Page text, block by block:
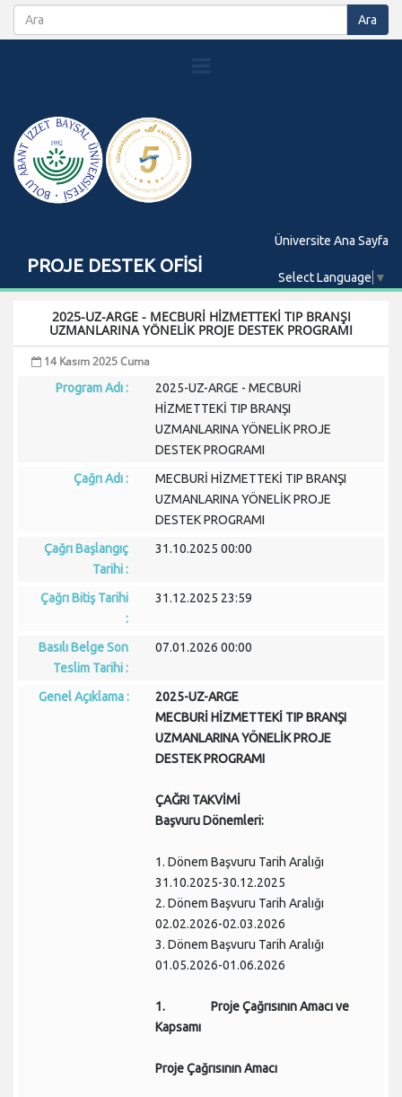
PROJE DESTEK OFİSİ
Üniversite Ana Sayfa
Select Language ▼
2025-UZ-ARGE - MECBURİ HİZMETTEKİ TIP BRANŞI
UZMANLARINA YÖNELİK PROJE DESTEK PROGRAMI
14 Kasım 2025 Cuma
Program Adı :
2025-UZ-ARGE - MECBURİ
HİZMETTEKİ TIP BRANŞI
UZMANLARINA YÖNELİK PROJE
DESTEK PROGRAMI
Çağrı Adı :
MECBURİ HİZMETTEKİ TIP BRANŞI
UZMANLARINA YÖNELİK PROJE
DESTEK PROGRAMI
Çağrı Başlangıç
Tarihi :
31.10.2025 00:00
Çağrı Bitiş Tarihi
:
31.12.2025 23:59
Basılı Belge Son
Teslim Tarihi :
07.01.2026 00:00
Genel Açıklama :
2025-UZ-ARGE
MECBURİ HİZMETTEKİ TIP BRANŞI
UZMANLARINA YÖNELİK PROJE
DESTEK PROGRAMI
ÇAĞRI TAKVİMİ
Başvuru Dönemleri:
1. Dönem Başvuru Tarih Aralığı
31.10.2025-30.12.2025
2. Dönem Başvuru Tarih Aralığı
02.02.2026-02.03.2026
3. Dönem Başvuru Tarih Aralığı
01.05.2026-01.06.2026
1. Proje Çağrısının Amacı ve
Kapsamı
Proje Çağrısının Amacı